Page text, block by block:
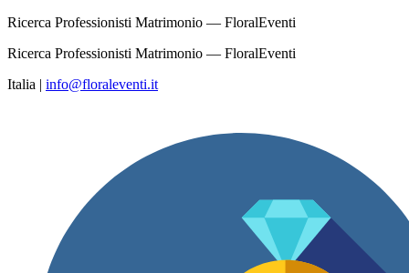
Ricerca Professionisti Matrimonio — FloralEventi
Ricerca Professionisti Matrimonio — FloralEventi
Italia | info@floraleventi.it